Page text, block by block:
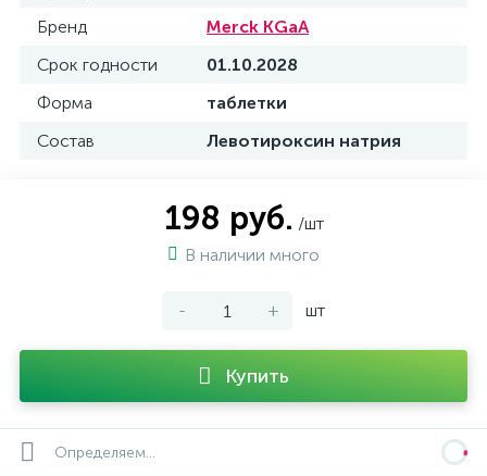
Бренд
Merck KGaA
Срок годности
01.10.2028
Форма
таблетки
Состав
Левотироксин натрия
198 руб. /шт
В наличии много
- + шт
Купить
Определяем...